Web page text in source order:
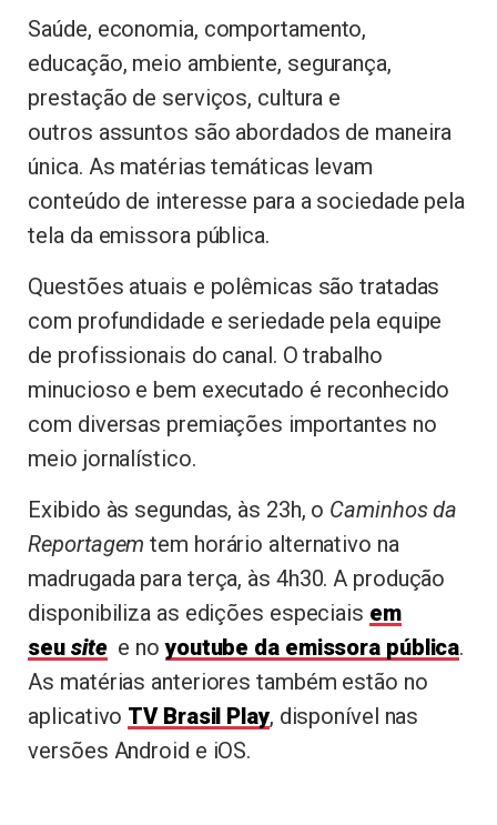
Saúde, economia, comportamento,
educação, meio ambiente, segurança,
prestação de serviços, cultura e
outros assuntos são abordados de maneira
única. As matérias temáticas levam
conteúdo de interesse para a sociedade pela
tela da emissora pública.
Questões atuais e polêmicas são tratadas
com profundidade e seriedade pela equipe
de profissionais do canal. O trabalho
minucioso e bem executado é reconhecido
com diversas premiações importantes no
meio jornalístico.
Exibido às segundas, às 23h, o Caminhos da
Reportagem tem horário alternativo na
madrugada para terça, às 4h30. A produção
disponibiliza as edições especiais em
seu site e noyoutube da emissora pública.
As matérias anteriores também estão no
aplicativo TV Brasil Play, disponível nas
versões Android e iOS.